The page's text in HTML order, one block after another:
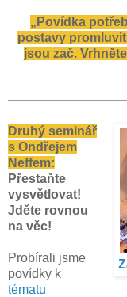
„Povídka
postavy
jsou zač.
Druhý seminář
s Ondřejem
Neffem:
Přestaňte
vysvětlovat!
Jděte rovnou
na věc!
Probírali jsme
povídky k
tématu